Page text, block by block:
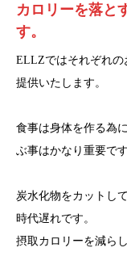
カロリーを落と
す。
ELLZではそれぞれの
提供いたします。
食事は身体を作る為
ぶ事はかなり重要です
炭水化物をカットし
時代遅れです。
摂取カロリーを減ら